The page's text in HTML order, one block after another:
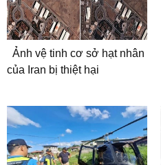
Ảnh vệ tinh cơ sở hạt nhân
của Iran bị thiệt hại